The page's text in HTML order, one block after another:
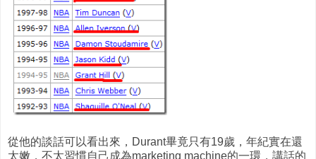
從他的談話可以看出來，Durant畢竟只有19歲，年紀實在還
太嫩，不太習慣自己成為marketing machine的一環，講話的